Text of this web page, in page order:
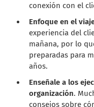
conexión con el
Enfoque en el
experiencia del
mañana, por lo
preparadas para
años.
Enseñale a los
organización.
consejos sobre